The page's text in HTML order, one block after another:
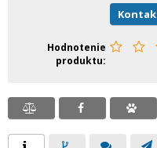
Hodnotenie
produktu